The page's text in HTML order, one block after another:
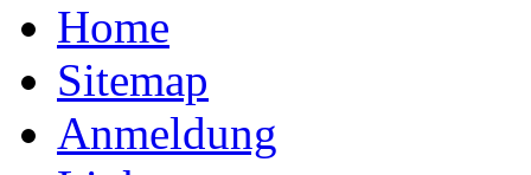
Home
Sitemap
Anmeldung